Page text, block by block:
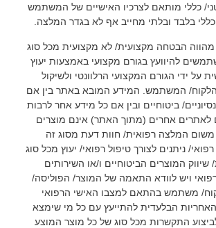
כללי מותאם לצרכיו האישיים של המשתמש
בלבד ובלתי מחייב אף לא בגדר המלצה.
מהווה הבטחה מקצועית/ לא מקצועית מכל סוג
להיוועץ בגורם מקצועי באמצעות יעוץ
על ידי הגורם המקצועי הרלוונטי ולשיקול
המשתמש. המידע המובא באתר בין אם
ביטוחיים ובין אם כל מידע אחר לרבות
לאתרים אחרים (מתוך האתר) אינם מוצרים
משום המלצה רפואית/ חוות דעת מסוג זה
רפואי/ ניתנים לצורך טיפול רפואי/ יעוץ מכל סוג
המוצרים הביטוחיים ו/או השירותים
ויש לוודא התאמה של המוצר/ הפוליסה/
משתמש בהתאם למצבו האישי הרפואי
האחריות הבלעדית להתייעץ עם כל מי שימצא
התקשרות מכל סוג של כל מוצר המוצע